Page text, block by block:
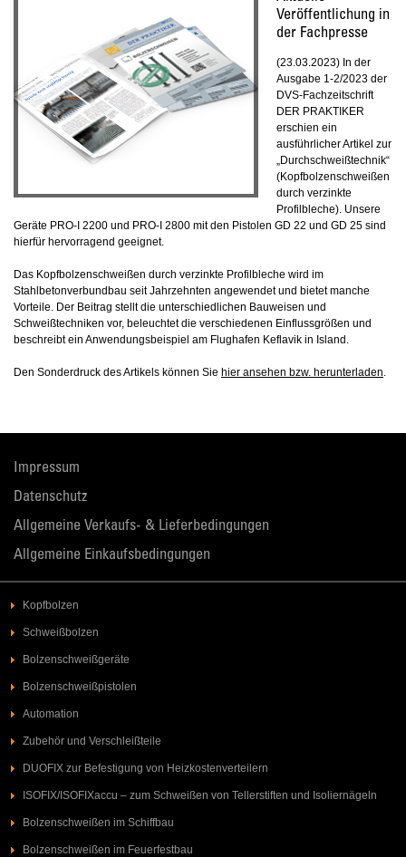
Veröffentlichung in
der Fachpresse
(23.03.2023) In der
Ausgabe 1-2/2023 der
DVS-Fachzeitschrift
DER PRAKTIKER
erschien ein
ausführlicher Artikel zur
„Durchschweißtechnik“
(Kopfbolzenschweißen
durch verzinkte
Profilbleche). Unsere
Geräte PRO-I 2200 und PRO-I 2800 mit den Pistolen GD 22 und GD 25 sind
hierfür hervorragend geeignet.
Das Kopfbolzenschweißen durch verzinkte Profilbleche wird im
Stahlbetonverbundbau seit Jahrzehnten angewendet und bietet manche
Vorteile. Der Beitrag stellt die unterschiedlichen Bauweisen und
Schweißtechniken vor, beleuchtet die verschiedenen Einflussgrößen und
beschreibt ein Anwendungsbeispiel am Flughafen Keflavik in Island.
Den Sonderdruck des Artikels können Sie hier ansehen bzw. herunterladen.
Impressum
Datenschutz
Allgemeine Verkaufs- & Lieferbedingungen
Allgemeine Einkaufsbedingungen
Kopfbolzen
Schweißbolzen
Bolzenschweißgeräte
Bolzenschweißpistolen
Automation
Zubehör und Verschleißteile
DUOFIX zur Befestigung von Heizkostenverteilern
ISOFIX/ISOFIXaccu – zum Schweißen von Tellerstiften und Isoliernägeln
Bolzenschweißen im Schiffbau
Bolzenschweißen im Feuerfestbau